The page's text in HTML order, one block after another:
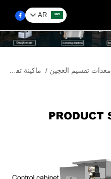
AR
ابحث
معدات تقسيم العجين / ماكينة تقسيم العجين